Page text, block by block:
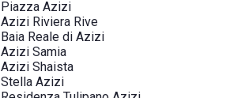
Piazza Azizi
Azizi Riviera Rive
Baia Reale di Azizi
Azizi Samia
Azizi Shaista
Stella Azizi